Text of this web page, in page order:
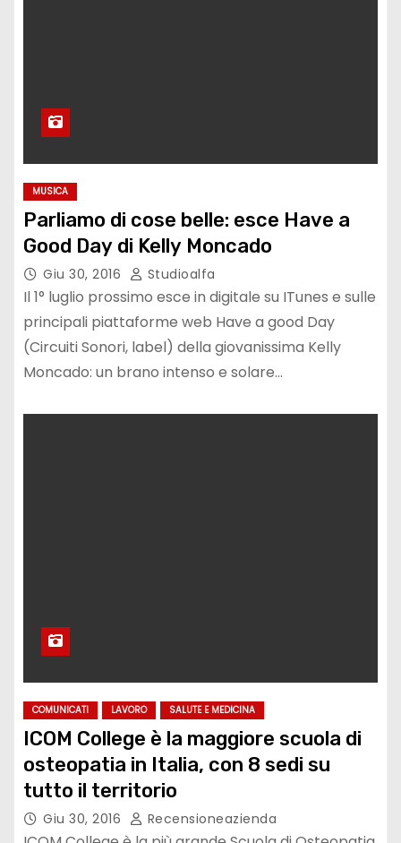
MUSICA
Parliamo di cose belle: esce Have a
Good Day di Kelly Moncado
Giu 30, 2016 Studioalfa
Il 1° luglio prossimo esce in digitale su ITunes e sulle
principali piattaforme web Have a good Day
(Circuiti Sonori, label) della giovanissima Kelly
Moncado: un brano intenso e solare…
COMUNICATI LAVORO SALUTE E MEDICINA
ICOM College è la maggiore scuola di
osteopatia in Italia, con 8 sedi su
tutto il territorio
Giu 30, 2016 Recensioneazienda